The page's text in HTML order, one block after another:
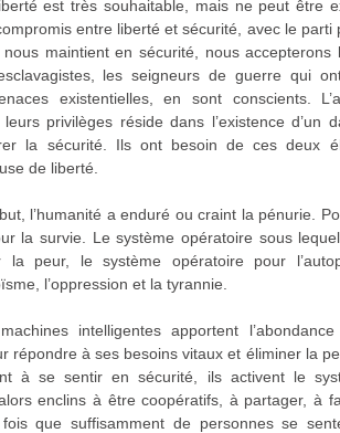
est très souhaitable, mais ne peut être
entre liberté et sécurité, avec le
maintient en sécurité, nous accepterons
les seigneurs de guerre qui
existentielles, en sont conscients.
privilèges réside dans l’existence d’un
la sécurité. Ils ont besoin de ces deux
de liberté.
l’humanité a enduré ou craint la pénurie.
la survie. Le système opératoire sous
la peur, le système opératoire pour
l’oppression et la tyrannie.
intelligentes apportent
répondre à ses besoins vitaux et éliminer la
à se sentir en sécurité, ils activent le
enclins à être coopératifs, à partager, à
que suffisamment de personnes se